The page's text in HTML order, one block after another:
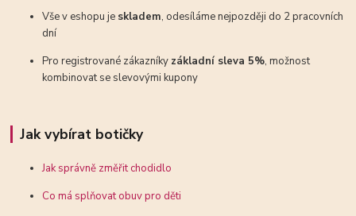
Vše v eshopu je skladem, odesíláme nejpozději do 2 pracovních
dní
Pro registrované zákazníky základní sleva 5%, možnost
kombinovat se slevovými kupony
Jak vybírat botičky
Jak správně změřit chodidlo
Co má splňovat obuv pro děti